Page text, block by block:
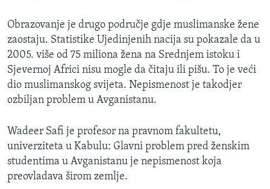
Obrazovanje je drugo područje gdje muslimanske žene
zaostaju. Statistike Ujedinjenih nacija su pokazale da u
2005. više od 75 miliona žena na Srednjem istoku i
Sjevernoj Africi nisu mogle da čitaju ili pišu. To je veći
dio muslimanskog svijeta. Nepismenost je takodjer
ozbiljan problem u Avganistanu.
Wadeer Safi je profesor na pravnom fakultetu,
univerziteta u Kabulu: Glavni problem pred ženskim
studentima u Avganistanu je nepismenost koja
preovladava širom zemlje.